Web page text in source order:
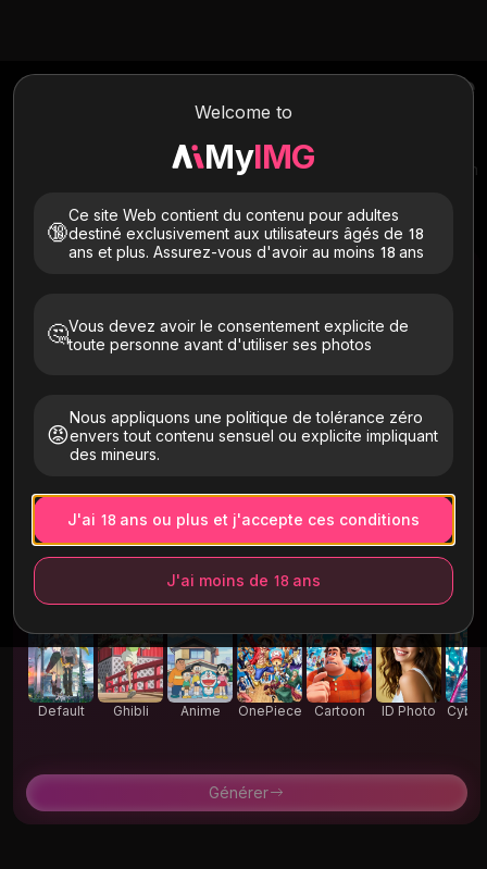
Welcome to
MyIMG
🔞
Ce site Web contient du contenu pour adultes
destiné exclusivement aux utilisateurs âgés de 18
ans et plus. Assurez-vous d'avoir au moins 18 ans
🤔Vous devez avoir le consentement explicite de
toute personne avant d'utiliser ses photos
😡
Nous appliquons une politique de tolérance zéro
envers tout contenu sensuel ou explicite impliquant
des mineurs.
J'ai 18 ans ou plus et j'accepte ces conditions
J'ai moins de 18 ans
Créez votre propre personnage One
Piece - Transformez-vous en un
avatar d'anime One Piece
Téléchargez votre photo et laissez notre IA vous transformer en
facile et amusant !
Rapport hauteur/largeur
1:1 16:9 9:16 4:3 3:4
Décrivez votre image
Default Ghibli Anime OnePiece Cartoon ID Photo
Générer